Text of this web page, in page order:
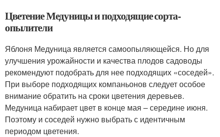
Цветение Медуницы и подходящие сорта-
опылители
Яблоня Медуница является самоопыляющейся. Но для
улучшения урожайности и качества плодов садоводы
рекомендуют подобрать для нее подходящих «соседей».
При выборе подходящих компаньонов следует особое
внимание обратить на сроки цветения деревьев.
Медуница набирает цвет в конце мая – середине июня.
Поэтому и соседей нужно выбрать с идентичным
периодом цветения.